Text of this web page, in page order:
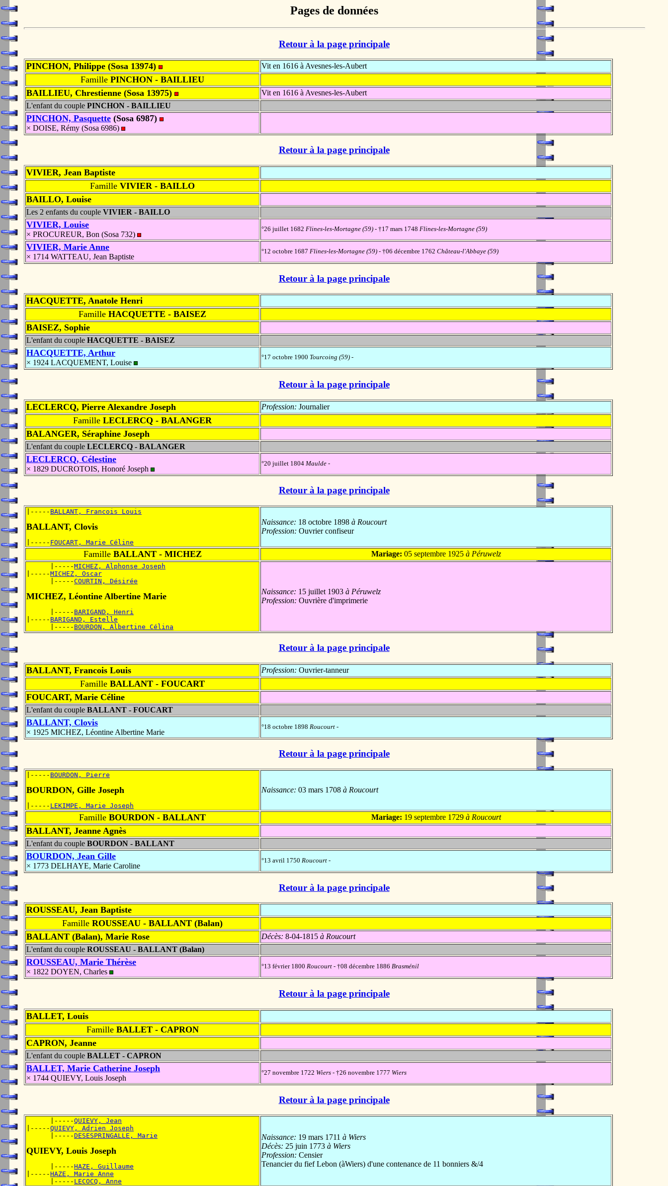
Pages de données
Retour à la page principale
PINCHON, Philippe (Sosa 13974) Vit en 1616 à Avesnes-les-Aubert
Famille PINCHON - BAILLIEU
BAILLIEU, Chrestienne (Sosa 13975)
Vit en 1616 à Avesnes-les-Aubert
L'enfant du couple PINCHON - BAILLIEU
PINCHON, Pasquette (Sosa 6987)
× DOISE, Rémy (Sosa 6986)
Retour à la page principale
VIVIER, Jean Baptiste
Famille VIVIER - BAILLO
BAILLO, Louise
Les 2 enfants du couple VIVIER - BAILLO
VIVIER, Louise
× PROCUREUR, Bon (Sosa 732)
°26 juillet 1682 Flines-les-Mortagne (59) - †17 mars 1748 Flines-les-Mortagne (59)
VIVIER, Marie Anne
× 1714 WATTEAU, Jean Baptiste
°12 octobre 1687 Flines-les-Mortagne (59) - †06 décembre 1762 Château-l'Abbaye (59)
Retour à la page principale
HACQUETTE, Anatole Henri
Famille HACQUETTE - BAISEZ
BAISEZ, Sophie
L'enfant du couple HACQUETTE - BAISEZ
HACQUETTE, Arthur
× 1924 LACQUEMENT, Louise
°17 octobre 1900 Tourcoing (59) -
Retour à la page principale
LECLERCQ, Pierre Alexandre Joseph Profession: Journalier
Famille LECLERCQ - BALANGER
BALANGER, Séraphine Joseph
L'enfant du couple LECLERCQ - BALANGER
LECLERCQ, Célestine
× 1829 DUCROTOIS, Honoré Joseph
°20 juillet 1804 Maulde -
Retour à la page principale
|----- BALLANT, Francois Louis
BALLANT, Clovis
|----- FOUCART, Marie Céline
Naissance: 18 octobre 1898 à Roucourt
Profession: Ouvrier confiseur
FamilleBALLANT - MICHEZ Mariage: 05 septembre 1925à Péruwelz
      |-----
MICHEZ, Alphonse Joseph
|-----MICHEZ, Oscar
      |-----
COURTIN, Désirée
MICHEZ, Léontine Albertine Marie
      |-----
BARIGAND, Henri
|----- BARIGAND, Estelle
      |-----
BOURDON, Albertine Célina
Naissance: 15 juillet 1903 à Péruwelz
Profession: Ouvrière d'imprimerie
Retour à la page principale
BALLANT, Francois Louis Profession: Ouvrier-tanneur
Famille BALLANT - FOUCART
FOUCART, Marie Céline
L'enfant du couple BALLANT - FOUCART
BALLANT, Clovis
× 1925 MICHEZ, Léontine Albertine Marie
°18 octobre 1898 Roucourt -
Retour à la page principale
|----- BOURDON, Pierre
BOURDON, Gille Joseph
|----- LEKIMPE, Marie Joseph
Naissance: 03 mars 1708 à Roucourt
Famille BOURDON - BALLANT Mariage: 19 septembre 1729à Roucourt
BALLANT, Jeanne Agnès
L'enfant du couple BOURDON - BALLANT
BOURDON, Jean Gille
× 1773 DELHAYE, Marie Caroline
°13 avril 1750 Roucourt -
Retour à la page principale
ROUSSEAU, Jean Baptiste
Famille ROUSSEAU - BALLANT (Balan)
BALLANT (Balan), Marie Rose
Décès: 8-04-1815 à Roucourt
L'enfant du couple ROUSSEAU - BALLANT (Balan)
ROUSSEAU, Marie Thérèse
× 1822 DOYEN, Charles
°13 février 1800 Roucourt - †08 décembre 1886 Brasménil
Retour à la page principale
BALLET, Louis
FamilleBALLET - CAPRON
CAPRON, Jeanne
L'enfant du couple BALLET - CAPRON
BALLET, Marie Catherine Joseph
× 1744 QUIEVY, Louis Joseph
°27 novembre 1722 Wiers - †26 novembre 1777 Wiers
Retour à la page principale
      |-----
QUIEVY, Jean
|-----QUIEVY, Adrien Joseph
      |-----
DESESPRINGALLE, Marie
QUIEVY, Louis Joseph
      |-----
HAZE, Guillaume
|-----HAZE, Marie Anne
      |-----
LECOCQ, Anne
Naissance: 19 mars 1711 à Wiers
Décès: 25 juin 1773 à Wiers
Profession: Censier
Tenancier du fief Lebon (àWiers) d'une contenance de 11 bonniers &/4